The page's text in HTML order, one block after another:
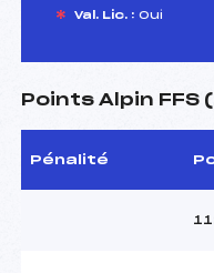
Val. Lic. : Oui
Points Alpin FFS
Pénalité